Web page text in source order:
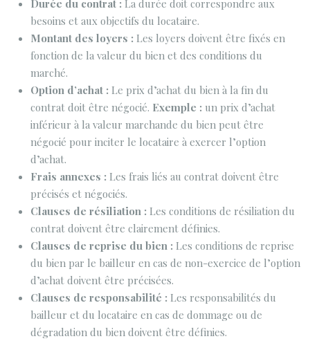
Durée du contrat : La durée doit correspondre aux
besoins et aux objectifs du locataire.
Montant des loyers : Les loyers doivent être fixés en
fonction de la valeur du bien et des conditions du
marché.
Option d’achat : Le prix d’achat du bien à la fin du
contrat doit être négocié. Exemple : un prix d’achat
inférieur à la valeur marchande du bien peut être
négocié pour inciter le locataire à exercer l’option
d’achat.
Frais annexes : Les frais liés au contrat doivent être
précisés et négociés.
Clauses de résiliation : Les conditions de résiliation du
contrat doivent être clairement définies.
Clauses de reprise du bien : Les conditions de reprise
du bien par le bailleur en cas de non-exercice de l’option
d’achat doivent être précisées.
Clauses de responsabilité : Les responsabilités du
bailleur et du locataire en cas de dommage ou de
dégradation du bien doivent être définies.